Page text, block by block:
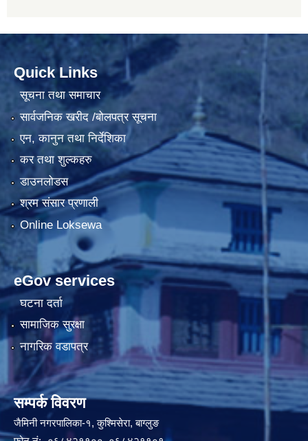
Quick Links
सूचना तथा समाचार
सार्वजनिक खरीद /बोलपत्र सूचना
एन, कानुन तथा निर्देशिका
कर तथा शुल्कहरु
डाउनलोडस
श्रम संसार प्रणाली
Online Loksewa
eGov services
घटना दर्ता
सामाजिक सुरक्षा
नागरिक वडापत्र
सम्पर्क विवरण
जैमिनी नगरपालिका-१, कुश्मिसेरा, बाग्लुङ